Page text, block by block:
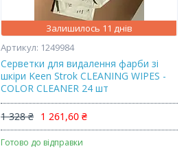
Залишилось 11 днів
1249984
Серветки для видалення фарби зі
шкіри Keen Strok CLEANING WIPES -
COLOR CLEANER 24 шт
1 328 ₴ 1 261,60 ₴
Готово до відправки